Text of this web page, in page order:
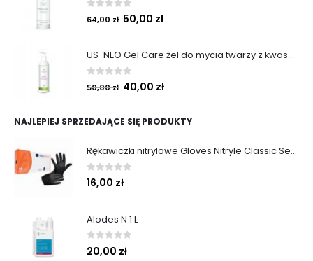
out of 5
64,00zł 50,00 zł
US-NEO Gel Care żel do mycia twarzy z kwasem usninowym 200 ml.
out of 5
50,00zł 40,00 zł
NAJLEPIEJ SPRZEDAJĄCE SIĘ PRODUKTY
Rękawiczki nitrylowe Gloves Nitryle Classic Sensitive Black roz. M 100 szt. Abena
0out of 5
16,00 zł
Alodes N 1 L
0out of 5
20,00 zł